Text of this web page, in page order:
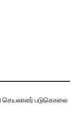
செயலாளர் படுகொலை